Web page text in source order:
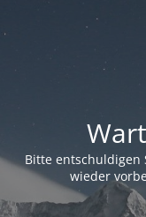
Bitte entschuldigen
wieder